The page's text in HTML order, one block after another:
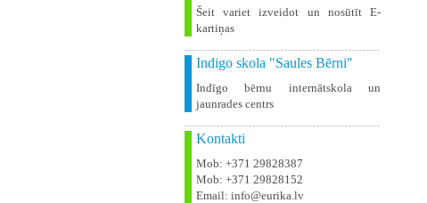
Šeit variet izveidot un nosūtīt E-
kartiņas
Indigo skola "Saules Bērni"
Indīgo bērnu internātskola un
jaunrades centrs
Kontakti
Mob: +371 29828387
Mob: +371 29828152
Email: info@eurika.lv